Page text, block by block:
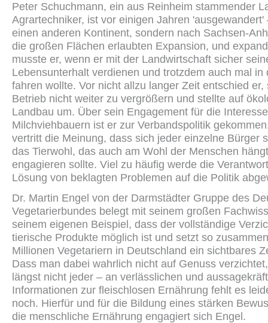
Peter Schuchmann, ein aus Reinheim stammender
Agrartechniker, ist vor einigen Jahren 'ausgewandert'
einen anderen Kontinent, sondern nach Sachsen-
die großen Flächen erlaubten Expansion, und
musste er, wenn er mit der Landwirtschaft sicher
Lebensunterhalt verdienen und trotzdem auch mal in
fahren wollte. Vor nicht allzu langer Zeit entschied er,
Betrieb nicht weiter zu vergrößern und stellte auf
Landbau um. Über sein Engagement für die
Milchviehbauern ist er zur Verbandspolitik
vertritt die Meinung, dass sich jeder einzelne Bürger
das Tierwohl, das auch am Wohl der Menschen
engagieren sollte. Viel zu häufig werde die
Lösung von beklagten Problemen auf die Politik
Dr. Martin Engel von der Darmstädter Gruppe des
Vegetarierbundes belegt mit seinem großen
seinem eigenen Beispiel, dass der vollständige
tierische Produkte möglich ist und setzt so
Millionen Vegetariern in Deutschland ein sichtbares
Dass man dabei wahrlich nicht auf Genuss
längst nicht jeder – an verlässlichen und
Informationen zur fleischlosen Ernährung fehlt es
noch. Hierfür und für die Bildung eines stärken
die menschliche Ernährung engagiert sich Engel.